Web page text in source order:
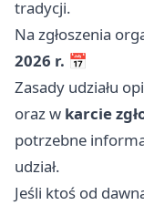
tradycji.
Na zgłoszenia
2026 r. 📅
Zasady udziału
oraz w karcie
potrzebne
udział.
Jeśli ktoś od